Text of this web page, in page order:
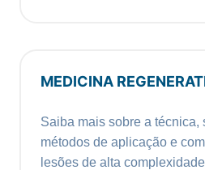
MEDICINA
Saiba mais sobre a técnica,
métodos de aplicação e
lesões de alta